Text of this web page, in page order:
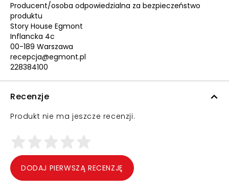
Producent/osoba odpowiedzialna za bezpieczeństwo
produktu
Story House Egmont
Inflancka 4c
00-189 Warszawa
recepcja@egmont.pl
228384100
Recenzje
Produkt nie ma jeszcze recenzji.
DODAJ PIERWSZĄ RECENZJĘ